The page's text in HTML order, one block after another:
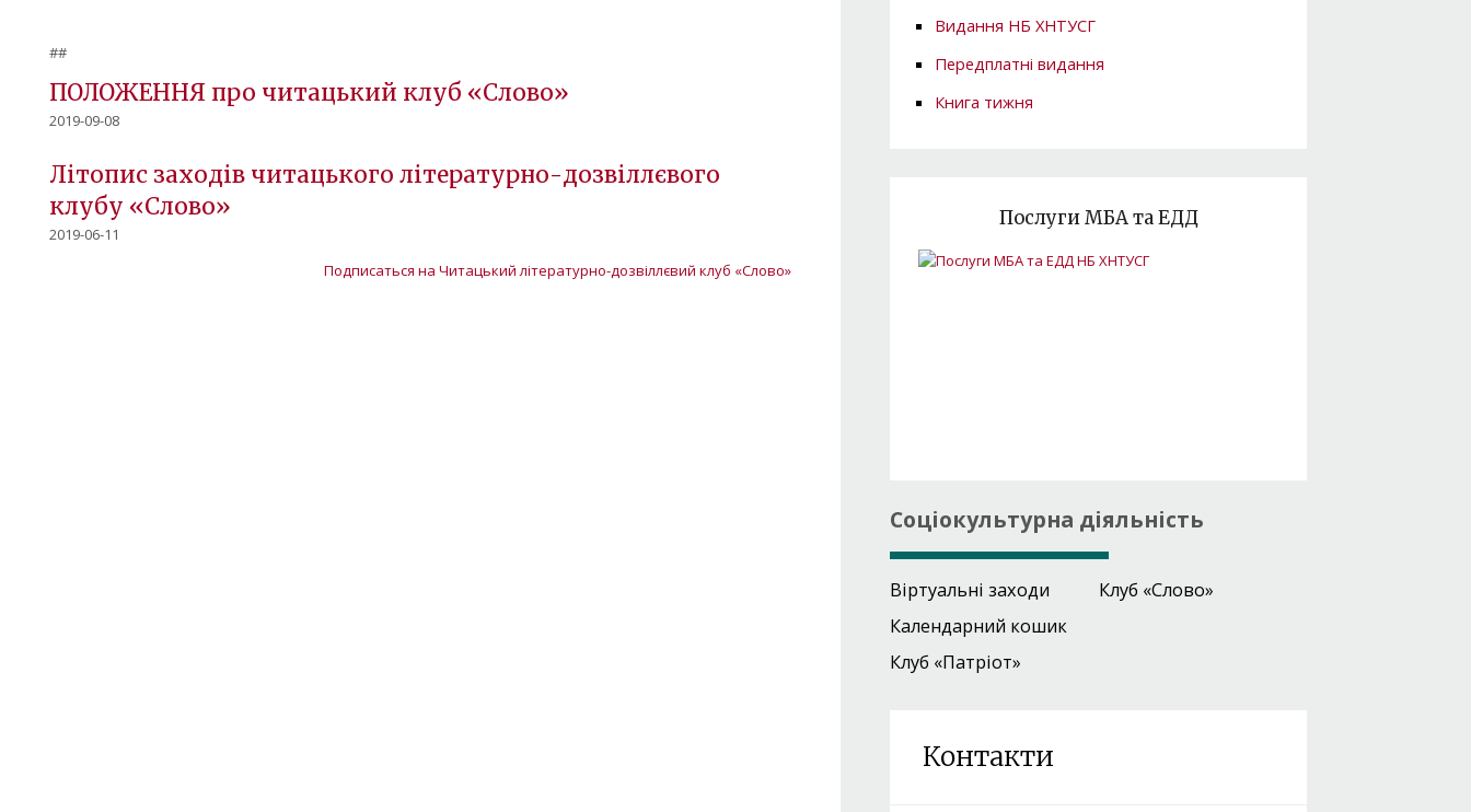
##
ПОЛОЖЕННЯ про читацький клуб «Слово»
2019-09-08
Літопис заходів читацького літературно-дозвіллєвого
клубу «Слово»
2019-06-11
Подписаться на Читацький літературно-дозвіллєвий клуб «Слово»
Видання НБ ХНТУСГ
Передплатні видання
Книга тижня
Послуги МБА та ЕДД
Соціокультурна діяльність
Віртуальні заходи
Календарний кошик
Клуб «Патріот»
Клуб «Слово»
Контакти